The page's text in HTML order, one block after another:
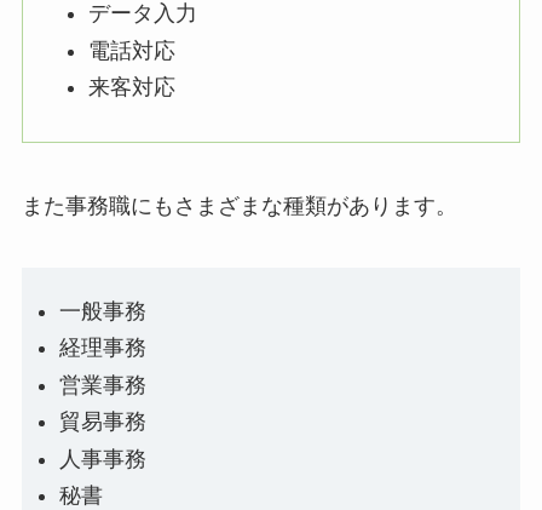
データ入力
電話対応
来客対応
また事務職にもさまざまな種類があります。
一般事務
経理事務
営業事務
貿易事務
人事事務
秘書